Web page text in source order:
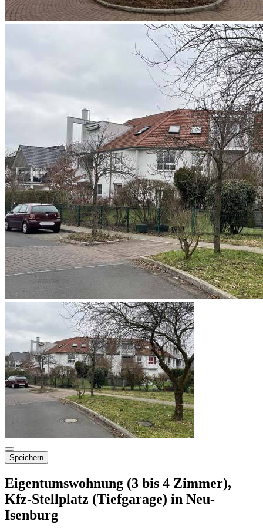
Speichern
Eigentumswohnung (3 bis 4 Zimmer),
Kfz-Stellplatz (Tiefgarage) in Neu-
Isenburg